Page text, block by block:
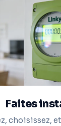
Faites
choisissez,